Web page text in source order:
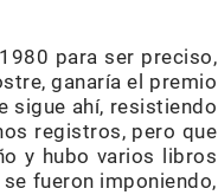
para ser preciso,
ganaría el premio
sigue ahí, resistiendo
registros, pero que
y hubo varios libros
fueron imponiendo,